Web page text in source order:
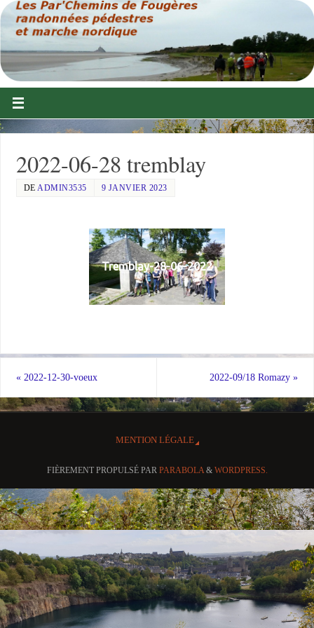
2022-06-28 tremblay
DEADMIN3535 9 JANVIER 2023
Tremblay-28-06-2022
«2022-12-30-voeux 2022-09/18 Romazy»
MENTION LÉGALE
FIÈREMENT PROPULSÉ PAR PARABOLA& WORDPRESS.